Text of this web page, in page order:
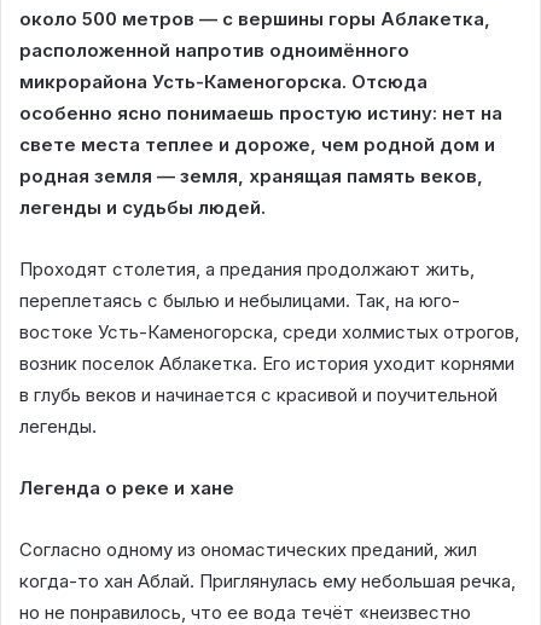
около 500 метров — с вершины горы Аблакетка,
расположенной напротив одноимённого
микрорайона Усть-Каменогорска. Отсюда
особенно ясно понимаешь простую истину: нет на
свете места теплее и дороже, чем родной дом и
родная земля — земля, хранящая память веков,
легенды и судьбы людей.
Проходят столетия, а предания продолжают жить,
переплетаясь с былью и небылицами. Так, на юго-
востоке Усть-Каменогорска, среди холмистых отрогов,
возник поселок Аблакетка. Его история уходит корнями
в глубь веков и начинается с красивой и поучительной
легенды.
Легенда о реке и хане
Согласно одному из ономастических преданий, жил
когда-то хан Аблай. Приглянулась ему небольшая речка,
но не понравилось, что ее вода течёт «неизвестно